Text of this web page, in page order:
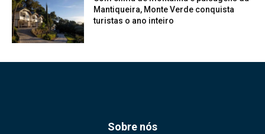
Mantiqueira, Monte Verde conquista
turistas o ano inteiro
Sobre nós